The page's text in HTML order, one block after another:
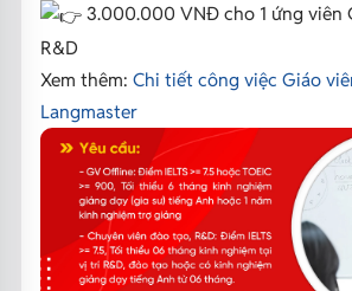
3.000.000 VNĐ cho 1 ứng viên
R&D
Xem thêm: Chi tiết công việc Giáo
Langmaster